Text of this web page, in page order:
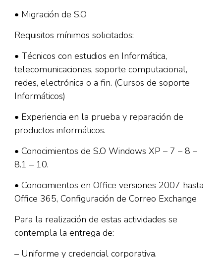
• Migración de S.O
Requisitos mínimos solicitados:
• Técnicos con estudios en Informática,
telecomunicaciones, soporte computacional,
redes, electrónica o a fin. (Cursos de soporte
Informáticos)
• Experiencia en la prueba y reparación de
productos informáticos.
• Conocimientos de S.O Windows XP – 7 – 8 –
8.1 – 10.
• Conocimientos en Office versiones 2007 hasta
Office 365, Configuración de Correo Exchange
Para la realización de estas actividades se
contempla la entrega de:
– Uniforme y credencial corporativa.